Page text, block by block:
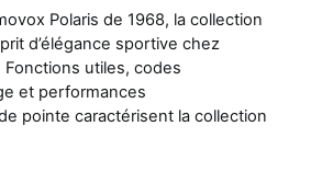
Polaris de 1968, la collection
d’élégance sportive chez
utiles, codes
et performances
pointe caractérisent la collection